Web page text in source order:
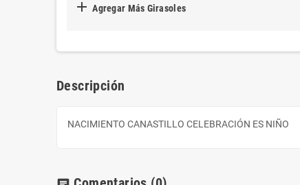
 Agregar Más Girasoles
Descripción
NACIMIENTO CANASTILLO CELEBRACIÓN ES NIÑO